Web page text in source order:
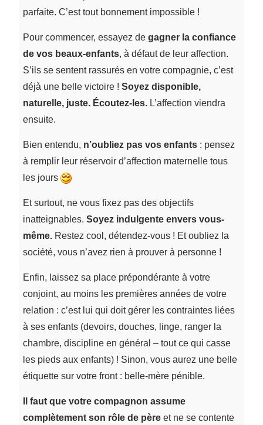
parfaite. C’est tout bonnement impossible !
Pour commencer, essayez de gagner la confiance
de vos beaux-enfants, à défaut de leur affection.
S’ils se sentent rassurés en votre compagnie, c’est
déjà une belle victoire ! Soyez disponible,
naturelle, juste. Écoutez-les.L’affection viendra
ensuite.
Bien entendu, n’oubliez pas vos enfants: pensez
à remplir leur réservoir d’affection maternelle tous
les jours
Et surtout, ne vous fixez pas des objectifs
inatteignables. Soyez indulgente envers vous-
même.Restez cool, détendez-vous ! Et oubliez la
société, vous n’avez rien à prouver à personne !
Enfin, laissez sa place prépondérante à votre
conjoint, au moins les premières années de votre
relation : c’est lui qui doit gérer les contraintes liées
à ses enfants (devoirs, douches, linge, ranger la
chambre, discipline en général – tout ce qui casse
les pieds aux enfants) ! Sinon, vous aurez une belle
étiquette sur votre front : belle-mère pénible.
Il faut que votre compagnon assume
complètement son rôle de pèreet ne se contente